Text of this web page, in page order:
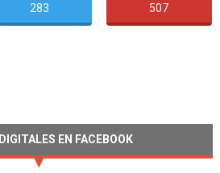
283 507
EN FACEBOOK